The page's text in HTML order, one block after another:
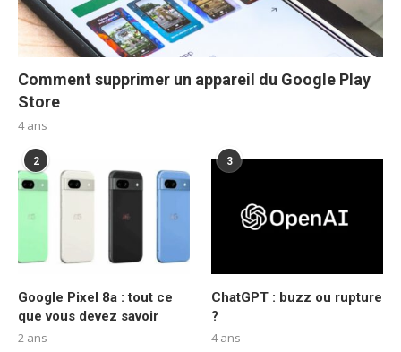
Comment supprimer un appareil du Google Play
Store
4 ans
2
Google Pixel 8a : tout ce
que vous devez savoir
2 ans
3
ChatGPT : buzz ou rupture
?
4 ans